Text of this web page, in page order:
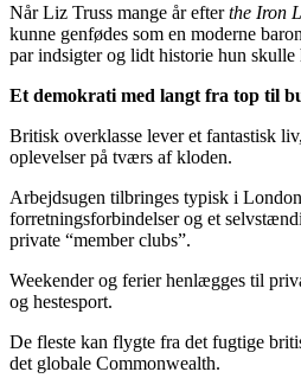
Når Liz Truss mange år efterthe Iron
kunne genfødes som en moderne
par indsigter og lidt historie hun
Et demokrati med langt fra top til
Britisk overklasse lever et fantastisk
oplevelser på tværs af kloden.
Arbejdsugen tilbringes typisk i
forretningsforbindelser og et
private “member clubs”.
Weekender og ferier henlægges til
og hestesport.
De fleste kan flygte fra det fugtige
det globale Commonwealth.